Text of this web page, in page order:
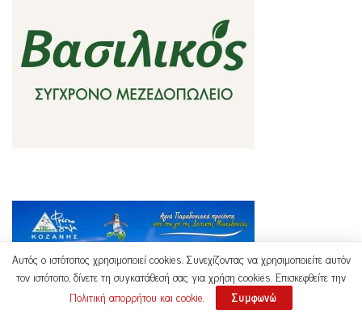
Αυτός ο ιστότοπος χρησιμοποιεί cookies. Συνεχίζοντας να χρησιμοποιείτε αυτόν
τον ιστότοπο, δίνετε τη συγκατάθεσή σας για χρήση cookies. Επισκεφθείτε την
Πολιτική απορρήτου και cookie. Συμφωνώ